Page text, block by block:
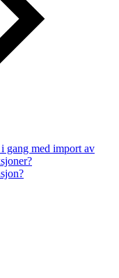
gang med import av